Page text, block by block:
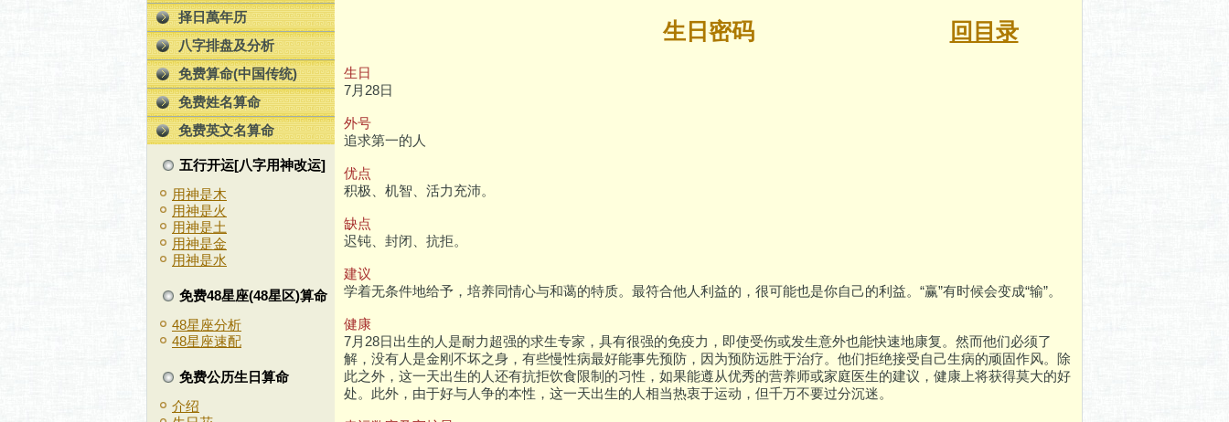
择日萬年历
八字排盘及分析
免费算命(中国传统)
免费姓名算命
免费英文名算命
五行开运[八字用神改运]
用神是木
用神是火
用神是土
用神是金
用神是水
免费48星座(48星区)算命
48星座分析
48星座速配
免费公历生日算命
介绍
生日密码 回目录
生日
7月28日
外号
追求第一的人
优点
积极、机智、活力充沛。
缺点
迟钝、封闭、抗拒。
建议
学着无条件地给予，培养同情心与和蔼的特质。最符合他人利益的，很可能也是你自己的利益。“赢”有时候会变成“输”。
健康
7月28日出生的人是耐力超强的求生专家，具有很强的免疫力，即使受伤或发生意外也能快速地康复。然而他们必须了
解，没有人是金刚不坏之身，有些慢性病最好能事先预防，因为预防远胜于治疗。他们拒绝接受自己生病的顽固作风。除
此之外，这一天出生的人还有抗拒饮食限制的习性，如果能遵从优秀的营养师或家庭医生的建议，健康上将获得莫大的好
处。此外，由于好与人争的本性，这一天出生的人相当热衷于运动，但千万不要过分沉迷。